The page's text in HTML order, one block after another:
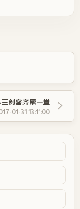
三剑客齐聚一堂
01-31 13:11:00